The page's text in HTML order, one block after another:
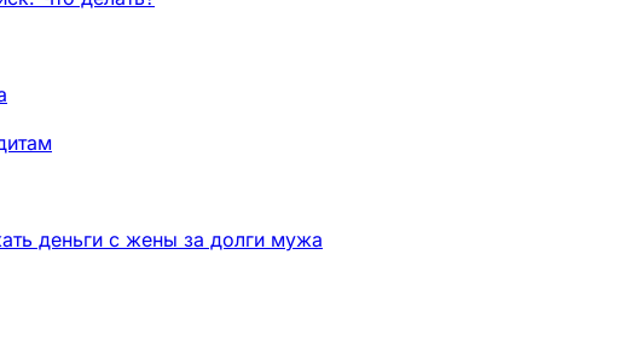
деньги с жены за долги мужа